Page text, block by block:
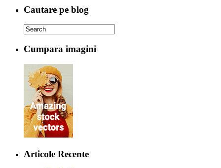
Cautare pe blog
Cumpara imagini
Articole Recente